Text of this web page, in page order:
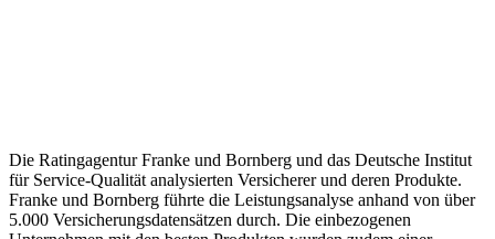
Die Ratingagentur Franke und Bornberg und das Deutsche Institut
für Service-Qualität analysierten Versicherer und deren Produkte.
Franke und Bornberg führte die Leistungsanalyse anhand von über
5.000 Versicherungsdatensätzen durch. Die einbezogenen